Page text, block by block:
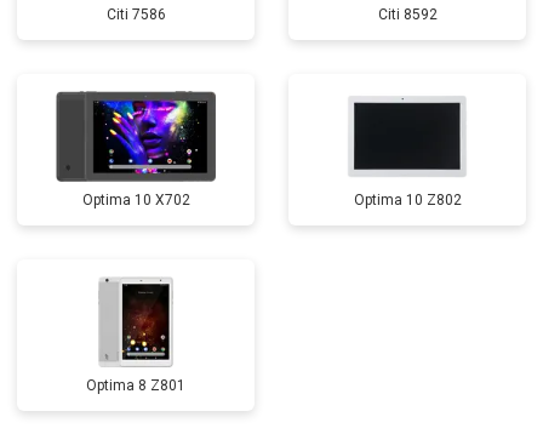
Citi 7586 Citi 8592
Optima 10 X702 Optima 10 Z802
Optima 8 Z801